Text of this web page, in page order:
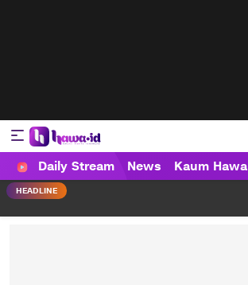
HAWA
Haluan Wanita Indonesia
Daily Stream News Kaum Hawa
HEADLINE